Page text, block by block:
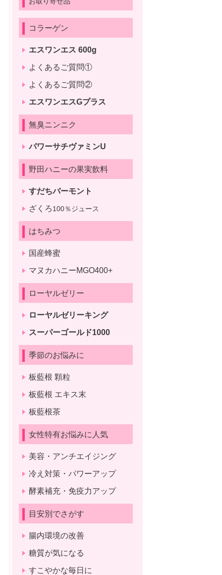
コラーゲン
エスワンエス 600g
よくあるご質問①
よくあるご質問②
エスワンエスGプラス
無臭ニンニク
パワーサチヴァミンU
野田ハニーの果実飲料
すだちバーモント
ざくろ100％ジュース
はちみつ
国産蜂蜜
マヌカハニーMGO400+
ローヤルゼリー
ローヤルゼリーキング
スーパーゴールド1000
季節のお悩みに
板藍根 顆粒
板藍根 エキス末
板藍根茶
女性特有お悩みに人気
美容・アンチエイジング
冷え対策・パワーアップ
酵素補充・免疫力アップ
目安別でさがす
腸内環境の改善
糖質が気になる
すこやかな毎日に